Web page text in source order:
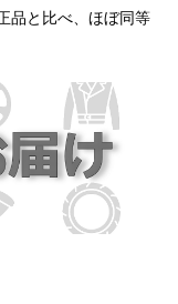
品と比べ、ほぼ同等